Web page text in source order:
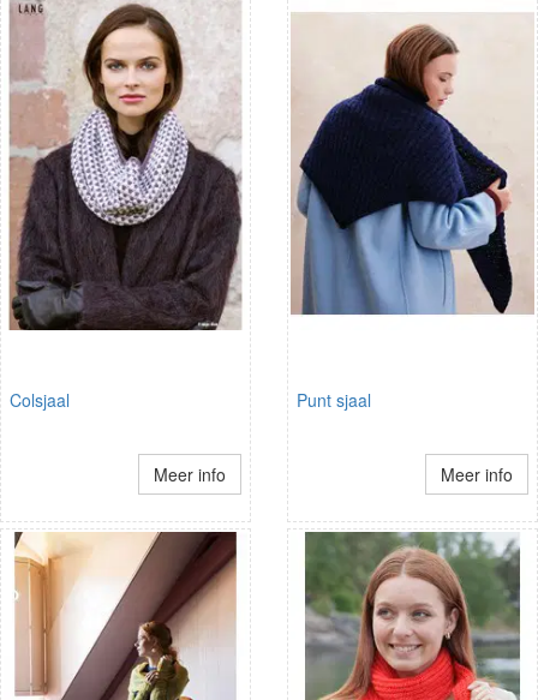
Colsjaal
Meer info
Punt sjaal
Meer info